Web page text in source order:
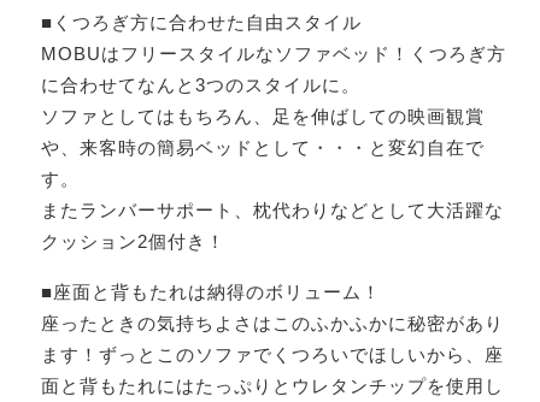
■くつろぎ方に合わせた自由スタイル
MOBUはフリースタイルなソファベッド！くつろぎ方
に合わせてなんと3つのスタイルに。
ソファとしてはもちろん、足を伸ばしての映画観賞
や、来客時の簡易ベッドとして・・・と変幻自在で
す。
またランバーサポート、枕代わりなどとして大活躍な
クッション2個付き！
■座面と背もたれは納得のボリューム！
座ったときの気持ちよさはこのふかふかに秘密があり
ます！ずっとこのソファでくつろいでほしいから、座
面と背もたれにはたっぷりとウレタンチップを使用し